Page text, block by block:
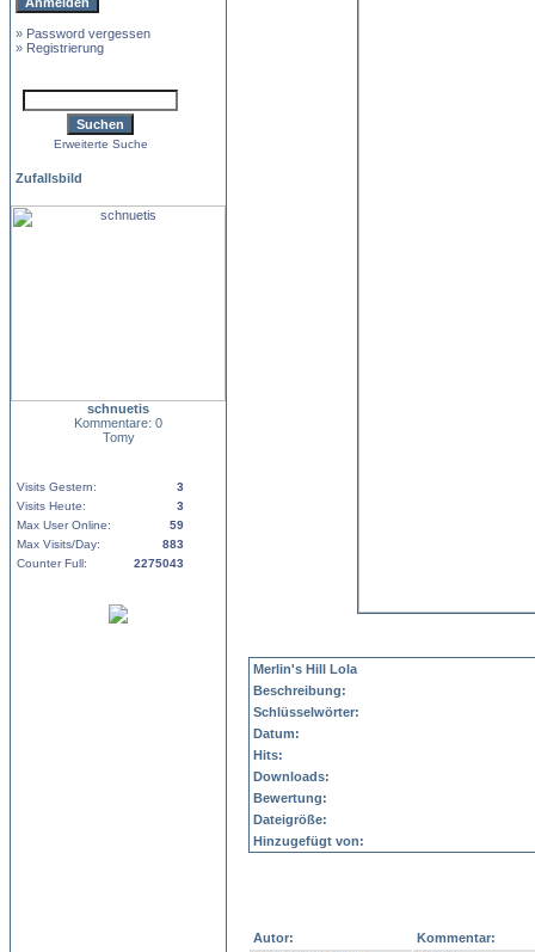
» Password vergessen
» Registrierung
Erweiterte Suche
Zufallsbild
schnuetis
Kommentare: 0
Tomy
Visits Gestern:
3
Visits Heute:
3
Max User Online:
59
Max Visits/Day:
883
Counter Full:
2275043
Merlin's Hill Lola
Beschreibung:
Schlüsselwörter:
Datum:
Hits:
Downloads:
Bewertung:
Dateigröße:
Hinzugefügt von:
Autor:
Kommentar: